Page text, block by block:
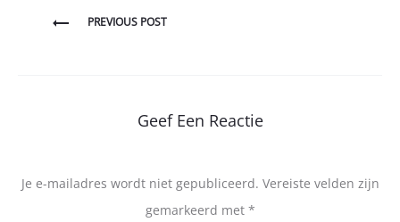
BerichtPREVIOUS POST
Geef Een Reactie
Je e-mailadres wordt niet gepubliceerd. Vereiste velden zijn
gemarkeerd met *